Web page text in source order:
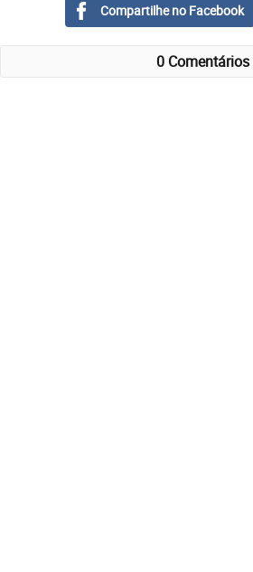
Compartilhe no Facebook
0 Comentários